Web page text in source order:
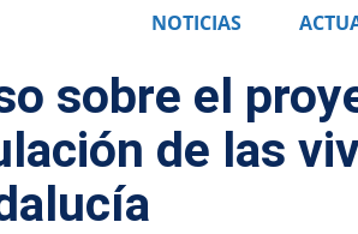
NOTICIAS
sobre el
de las